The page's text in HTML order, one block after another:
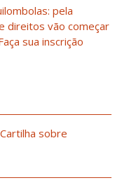
pela
direitos vão começar
sua inscrição
sobre